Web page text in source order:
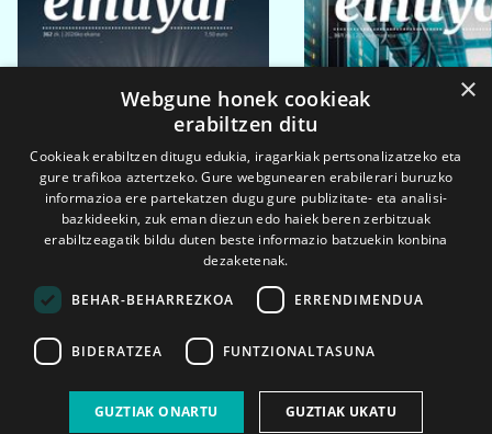
2026ko eka. 1a 2026ko mar. 1a
×
Webgune honek cookieak
erabiltzen ditu
Cookieak erabiltzen ditugu edukia, iragarkiak pertsonalizatzeko eta
gure trafikoa aztertzeko. Gure webgunearen erabilerari buruzko
informazioa ere partekatzen dugu gure publizitate- eta analisi-
bazkideekin, zuk eman diezun edo haiek beren zerbitzuak
erabiltzeagatik bildu duten beste informazio batzuekin konbina
dezaketenak.
BEHAR-BEHARREZKOA ERRENDIMENDUA
BIDERATZEA FUNTZIONALTASUNA
GUZTIAK ONARTU GUZTIAK UKATU